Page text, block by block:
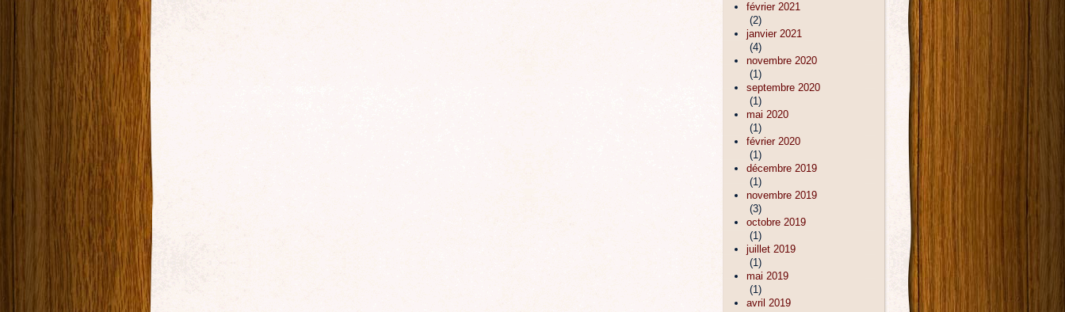
février 2021
(2)
janvier 2021
(4)
novembre 2020
(1)
septembre 2020
(1)
mai 2020
(1)
février 2020
(1)
décembre 2019
(1)
novembre 2019
(3)
octobre 2019
(1)
juillet 2019
(1)
mai 2019
(1)
avril 2019